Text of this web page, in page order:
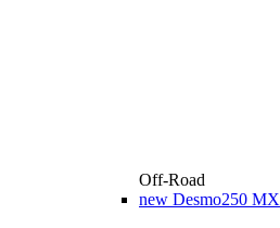
Off-Road
new Desmo250 MX